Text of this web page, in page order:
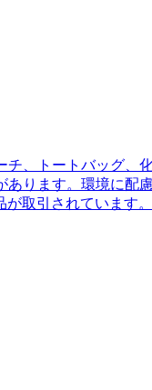
、トートバッグ、
ります。環境に配
取引されています。